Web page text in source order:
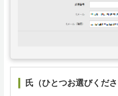
氏（ひとつお選びくださ